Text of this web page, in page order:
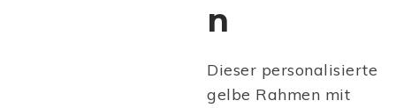
n
Dieser personalisierte
gelbe Rahmen mit